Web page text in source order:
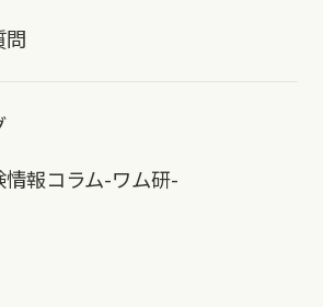
問
報コラム-ワム研-